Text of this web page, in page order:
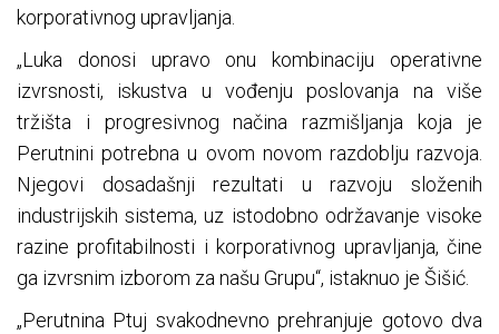
korporativnog upravljanja.
„Luka donosi upravo onu kombinaciju operativne
izvrsnosti, iskustva u vođenju poslovanja na više
tržišta i progresivnog načina razmišljanja koja je
Perutnini potrebna u ovom novom razdoblju razvoja.
Njegovi dosadašnji rezultati u razvoju složenih
industrijskih sistema, uz istodobno održavanje visoke
razine profitabilnosti i korporativnog upravljanja, čine
ga izvrsnim izborom za našu Grupu“, istaknuo je Šišić.
„Perutnina Ptuj svakodnevno prehranjuje gotovo dva